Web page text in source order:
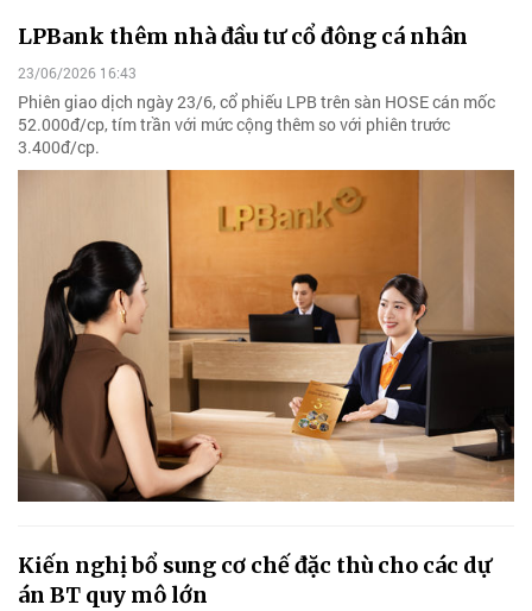
LPBank thêm nhà đầu tư cổ đông cá nhân
23/06/2026 16:43
Phiên giao dịch ngày 23/6, cổ phiếu LPB trên sàn HOSE cán mốc
52.000đ/cp, tím trần với mức cộng thêm so với phiên trước
3.400đ/cp.
Kiến nghị bổ sung cơ chế đặc thù cho các dự
án BT quy mô lớn